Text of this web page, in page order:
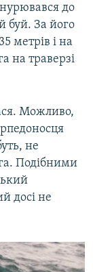
до
буй. За його
метрів і на
на траверзі
Можливо,
не
Подібними
досі не